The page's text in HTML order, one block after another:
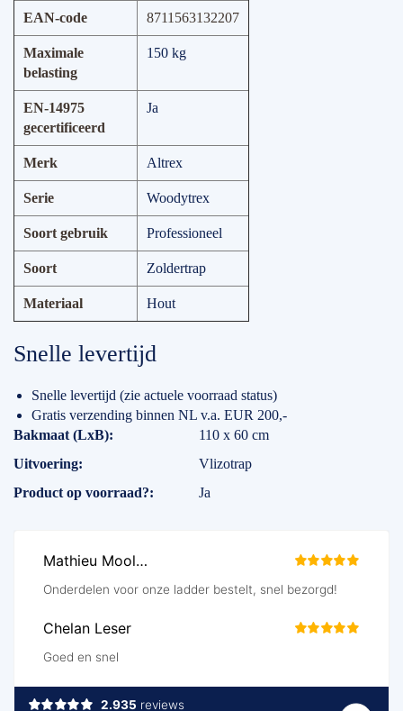
EAN-code 8711563132207
Maximale
belasting
150 kg
EN-14975
gecertificeerd
Ja
Merk Altrex
Serie Woodytrex
Soort gebruik Professioneel
Soort Zoldertrap
Materiaal Hout
Snelle levertijd
Snelle levertijd (zie actuele voorraad status)
Gratis verzending binnen NL v.a. EUR 200,-
Specificaties
Bakmaat (LxB)
110 x 60 cm
Uitvoering
Vlizotrap
Product op voorraad?
Ja